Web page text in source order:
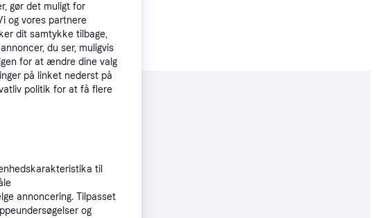
,4 dage 2.046 kr.
Eller 682 kr./md.
gør det muligt for
og vores partnere
dit samtykke tilbage,
du ser, muligvis
for at ændre dine valg
på linket nederst på
politik for at få flere
til
annoncering. Tilpasset
og